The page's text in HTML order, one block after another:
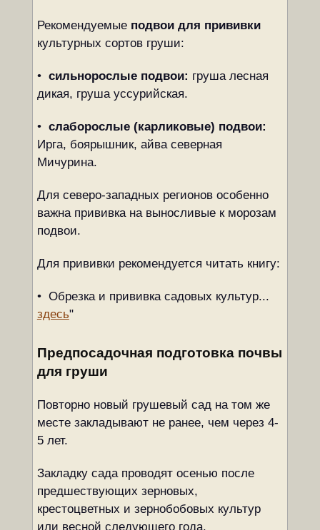
Рекомендуемые подвои для прививки
культурных сортов груши:
• сильнорослые подвои: груша лесная
дикая, груша уссурийская.
• слаборослые (карликовые) подвои:
Ирга, боярышник, айва северная
Мичурина.
Для северо-западных регионов особенно
важна прививка на выносливые к морозам
подвои.
Для прививки рекомендуется читать книгу:
• Обрезка и прививка садовых культур...
здесь"
Предпосадочная подготовка почвы
для груши
Повторно новый грушевый сад на том же
месте закладывают не ранее, чем через 4-
5 лет.
Закладку сада проводят осенью после
предшествующих зерновых,
крестоцветных и зернобобовых культур
или весной следующего года.